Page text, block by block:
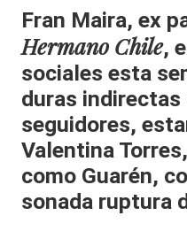
al
it
y
s,
T
V
y
Fran Maira, ex
Hermano Chile,
sociales esta
duras indirectas
seguidores,
Valentina
como Guarén,
sonada ruptura